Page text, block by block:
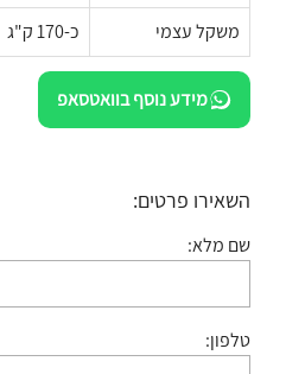
משקל עצמי
כ-170 ק"ג
מידע נוסף בוואטסאפ
השאירו פרטים:
שם מלא:
טלפון: